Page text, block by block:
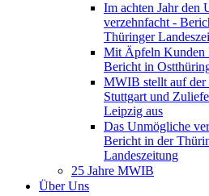
Im achten Jahr den
verzehnfacht -
Thüringer
Mit Äpfeln Kunden
Bericht in
MWIB stellt auf der
Stuttgart und
Leipzig aus
Das Unmögliche
Bericht in der
Landeszeitung
25 Jahre MWIB
Über Uns